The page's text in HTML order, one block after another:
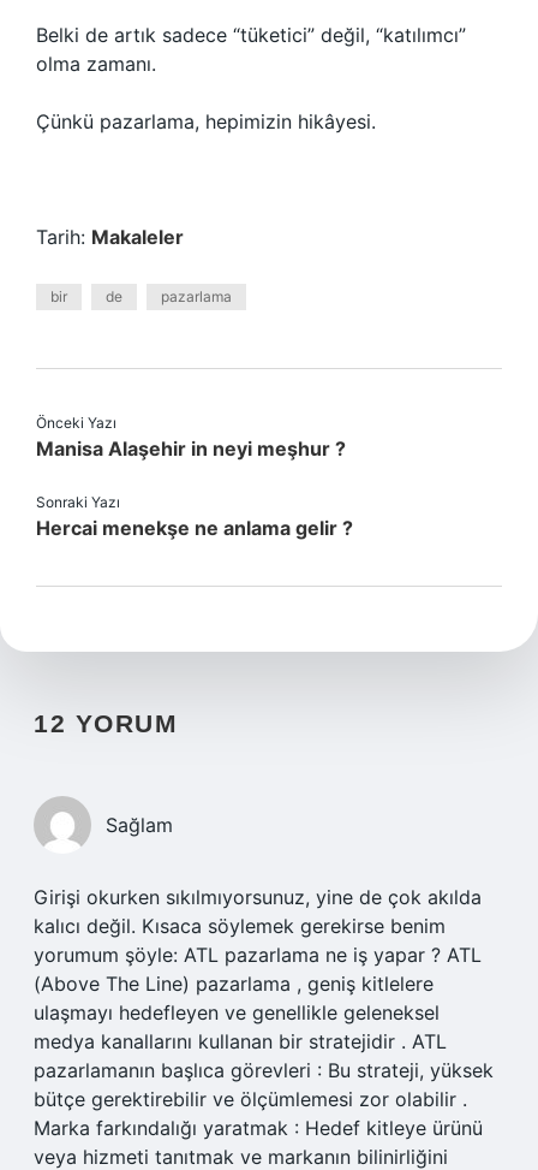
Belki de artık sadece “tüketici” değil, “katılımcı”
olma zamanı.
Çünkü pazarlama, hepimizin hikâyesi.
Tarih: Makaleler
bir de pazarlama
Önceki Yazı
Manisa Alaşehir in neyi meşhur ?
Sonraki Yazı
Hercai menekşe ne anlama gelir ?
12 YORUM
Sağlam
Girişi okurken sıkılmıyorsunuz, yine de çok akılda
kalıcı değil. Kısaca söylemek gerekirse benim
yorumum şöyle: ATL pazarlama ne iş yapar ? ATL
(Above The Line) pazarlama , geniş kitlelere
ulaşmayı hedefleyen ve genellikle geleneksel
medya kanallarını kullanan bir stratejidir . ATL
pazarlamanın başlıca görevleri : Bu strateji, yüksek
bütçe gerektirebilir ve ölçümlemesi zor olabilir .
Marka farkındalığı yaratmak : Hedef kitleye ürünü
veya hizmeti tanıtmak ve markanın bilinirliğini